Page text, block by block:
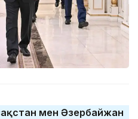
мен Әзербайжан